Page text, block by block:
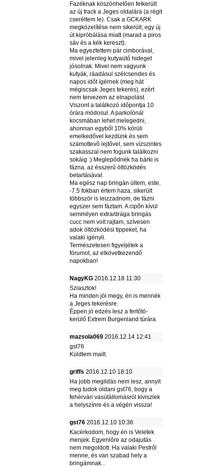
Fazéknak köszönhetően felkerült
az új track a Jeges oldalára (a régit
cseréltem le). Csak a GCKARK
megközelítése nem sikerült, egy új
út kipróbálása miatt (marad a piros
sáv és a kék kereszt).
Ma egyeztettem pár cimborával,
mivel jelenleg kutyaütő hideget
jósolnak. Mivel nem vagyunk
kutyák, ráadásul szélcsendes és
napos időt ígérnek (meg hát
mégiscsak Jeges tekerés), ezért
nem tervezem az elnapolást.
Viszont a találkozó időpontja 10
órára módosul. A parkolónál
kocsmában lehet melegedni,
ahonnan egyből 10% körüli
emelkedővel kezdünk és sem
számottevő lejtővel, sem vízszintes
szakasszal nem fogunk találkozni
sokáig :) Meglepődnék ha bárki is
fázna, az ésszerű öltözködés
betartásával.
Ma egész nap bringán ültem, este,
-7.5 fokban értem haza, sikerült
többször is leizzadnom, de fázni
egyszer sem fáztam. A cipőn kívül
semmilyen extra/drága bringás
cucc nem volt rajtam, szívesen
adok öltözködési tippeket, ha
valaki igényli.
Természetesen figyeljétek a
fórumot, az elkövetkezendő
napokban!
NagyKG 2016.12.18 11:30
Sziasztok!
Ha minden jól megy, én is mennék
a Jeges tekerésre.
Éppen jó edzés lesz a fertőtó-
kerülő Extrem Burgenland túrára.
mazsola069 2016.12.14 12:41
gst76
Küldtem mailt.
griffs 2016.12.10 18:10
Ha jobb megildás nem lesz, annyit
meg tudok oldani gst76, bogy a
fehérvári vasútállomásról kiviszlek
a helyszínre és a végén vissza!
gst76 2016.12.10 10:36
Kacérkodom, hogy én is Veletek
menjek. Egyenlőre az odajutás
nem megoldott. Ha valaki Pestről
menne, és van szabad hely a
bringámnak...